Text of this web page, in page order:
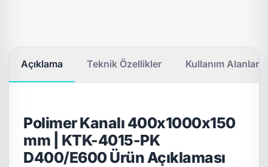
Açıklama Teknik Özellikler Kullanım Alanları
Polimer Kanalı 400x1000x150
mm | KTK-4015-PK
D400/E600 Ürün Açıklaması